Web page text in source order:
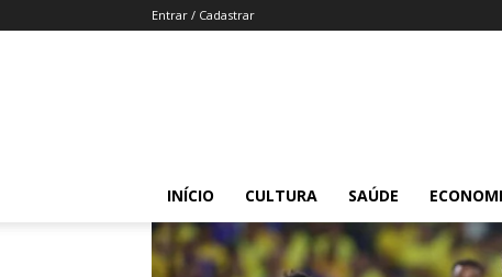
Entrar / Cadastrar
INÍCIO CULTURA SAÚDE